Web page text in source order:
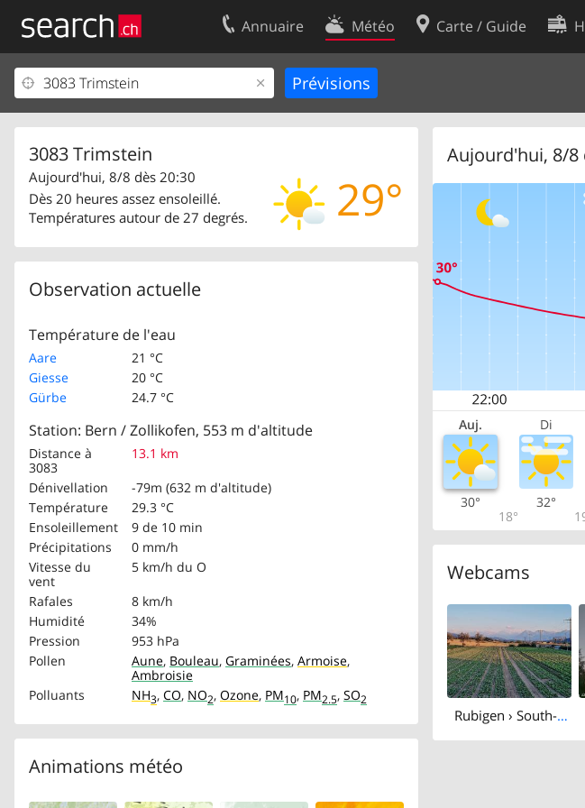
Annuaire Météo Carte / Guide
3083 Trimstein
29°
Aujourd'hui, 8/8 dès 20:30
Dès 20 heures assez ensoleillé.
Températures autour de 27 degrés.
Observation actuelle
Température de l'eau
Aare
21 °C
Giesse
20 °C
Gürbe
24.7 °C
Station: Bern / Zollikofen, 553 m d'altitude
Distance à
3083
13.1 km
Dénivellation
-79m (632 m d'altitude)
Température
29.3 °C
Ensoleillement
9 de 10 min
Précipitations
0 mm/h
Vitesse du
vent
5 km/h du O
Rafales
8 km/h
Humidité
34%
Pression
953 hPa
Pollen
Aune, Bouleau, Graminées, Armoise,
Ambroisie
Polluants
NH3, CO, NO2, Ozone, PM10, PM2.5, SO2
Animations météo
Aujourd'hui, 8/8
Auj. Di
30°
18°
32°
Webcams
Rubigen › South-east: Sicht in Richtung Berner Oberland
Votre inscription
Centre clients
Contact
Conditions d’utilisation